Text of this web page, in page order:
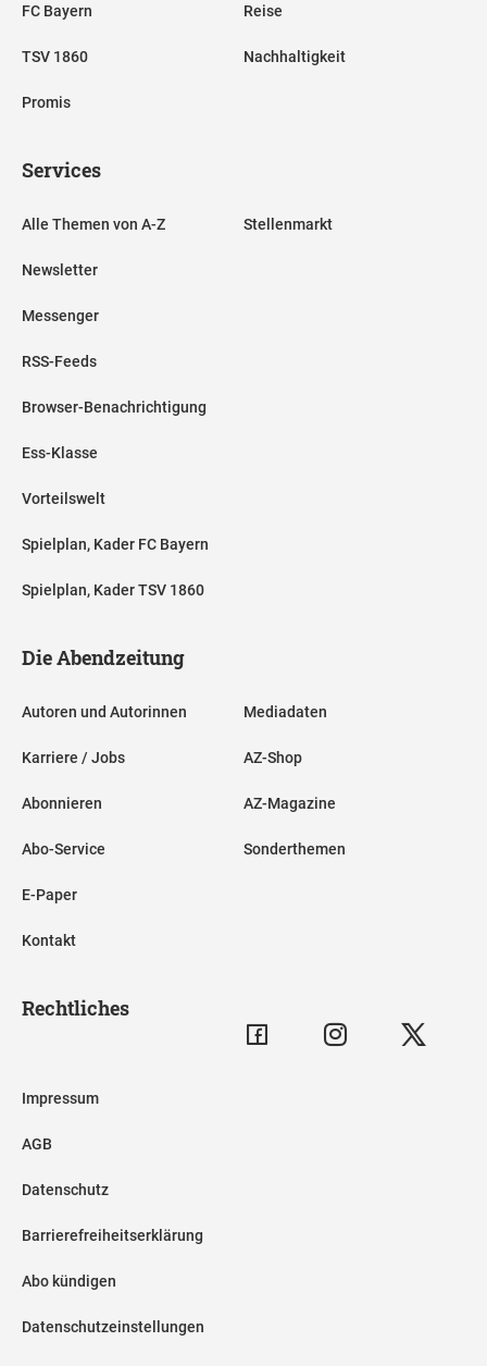
FC Bayern
TSV 1860
Promis
Reise
Nachhaltigkeit
Services
Alle Themen von A-Z
Newsletter
Messenger
RSS-Feeds
Browser-Benachrichtigung
Ess-Klasse
Vorteilswelt
Spielplan, Kader FC Bayern
Spielplan, Kader TSV 1860
Stellenmarkt
Die Abendzeitung
Autoren und Autorinnen
Karriere / Jobs
Abonnieren
Abo-Service
E-Paper
Kontakt
Mediadaten
AZ-Shop
AZ-Magazine
Sonderthemen
Rechtliches
Impressum
AGB
Datenschutz
Barrierefreiheitserklärung
Abo kündigen
Datenschutzeinstellungen